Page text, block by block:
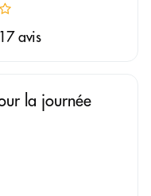
avis
la journée